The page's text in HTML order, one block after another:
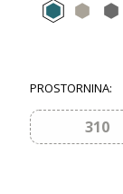
Blu
PROSTORNINA:
310